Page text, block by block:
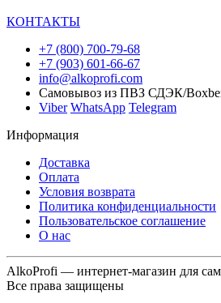
КОНТАКТЫ
+7 (800) 700-79-68
+7 (903) 601-66-67
info@alkoprofi.com
Самовывоз из ПВЗ СДЭК/
Viber WhatsApp Telegram
Информация
Доставка
Оплата
Условия возврата
Политика конфиденциальности
Пользовательское соглашение
О нас
AlkoProfi — интернет-магазин для
Все права защищены